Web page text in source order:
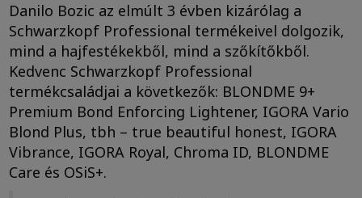
Danilo Bozic az elmúlt 3 évben kizárólag a
Schwarzkopf Professional termékeivel dolgozik,
mind a hajfestékekből, mind a szőkítőkből.
Kedvenc Schwarzkopf Professional
termékcsaládjai a következők: BLONDME 9+
Premium Bond Enforcing Lightener, IGORA Vario
Blond Plus, tbh – true beautiful honest, IGORA
Vibrance, IGORA Royal, Chroma ID, BLONDME
Care és OSiS+.